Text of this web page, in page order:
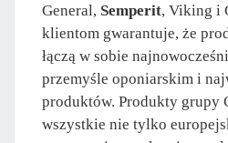
General, Semperit, Viking i
klientom gwarantuje, że
łączą w sobie
przemyśle oponiarskim i
produktów. Produkty grupy
wszystkie nie tylko